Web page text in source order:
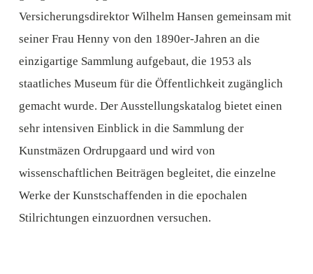
Versicherungsdirektor Wilhelm Hansen gemeinsam mit
seiner Frau Henny von den 1890er-Jahren an die
einzigartige Sammlung aufgebaut, die 1953 als
staatliches Museum für die Öffentlichkeit zugänglich
gemacht wurde. Der Ausstellungskatalog bietet einen
sehr intensiven Einblick in die Sammlung der
Kunstmäzen Ordrupgaard und wird von
wissenschaftlichen Beiträgen begleitet, die einzelne
Werke der Kunstschaffenden in die epochalen
Stilrichtungen einzuordnen versuchen.